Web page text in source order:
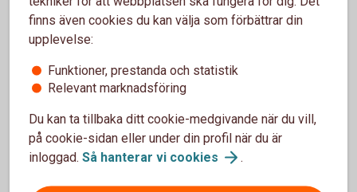
Spionprogram (spyware)
Spionskydd
Spökprogram (rootkits)
finns även cookies du kan välja som förbättrar din
upplevelse:
Funktioner, prestanda och statistik
Relevant marknadsföring
Du kan ta tillbaka ditt cookie-medgivande när du vill,
på cookie-sidan eller under din profil när du är
inloggad. Så hanterar vi cookies .